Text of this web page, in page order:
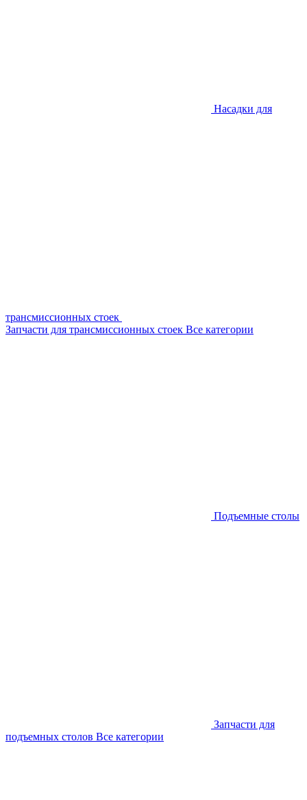
Насадки для
трансмиссионных стоек
Запчасти для трансмиссионных стоек Все категории
Подъемные столы
Запчасти для
подъемных столов Все категории